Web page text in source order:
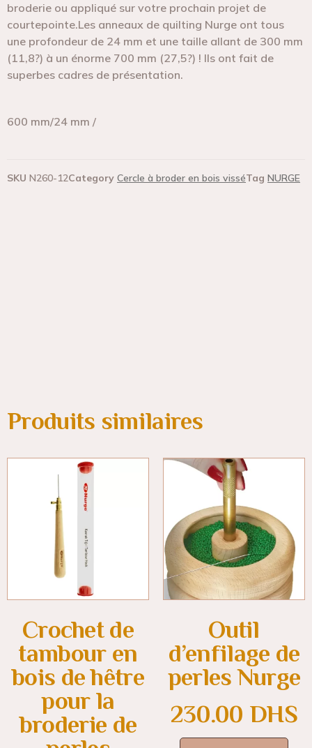
broderie ou appliqué sur votre prochain projet de
courtepointe.Les anneaux de quilting Nurge ont tous
une profondeur de 24 mm et une taille allant de 300 mm
(11,8?) à un énorme 700 mm (27,5?) ! Ils ont fait de
superbes cadres de présentation.
600 mm/24 mm /
SKU N260-12Category Cercle à broder en bois visséTag NURGE
Produits similaires
Crochet de
tambour en
bois de hêtre
pour la
broderie de
Outil
d’enfilage de
perles Nurge
230.00 DHS